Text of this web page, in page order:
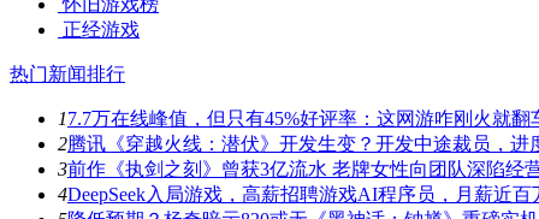
正经游戏
热门新闻排行
17.7万在线峰值，但只有45%好评率：这网游咋刚火就翻
2腾讯《穿越火线：潜伏》开发生变？开发中途裁员，进
3前作《执剑之刻》曾获3亿流水 老牌女性向团队深陷经
4DeepSeek入局游戏，高薪招聘游戏AI程序员，月薪近百